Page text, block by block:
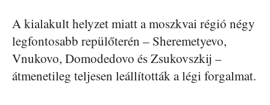
A kialakult helyzet miatt a moszkvai régió négy
legfontosabb repülőterén – Sheremetyevo,
Vnukovo, Domodedovo és Zsukovszkij –
átmenetileg teljesen leállították a légi forgalmat.